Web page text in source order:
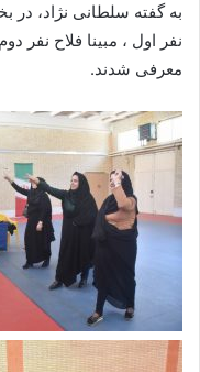
به گفته سلطانی نژاد، در
نفر اول ، مبینا فلاح نفر
معرفی شدند.